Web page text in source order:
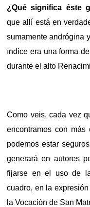
¿Qué significa éste
que allí está en
sumamente andrógina
índice era una forma
durante el alto
Como veis, cada vez
encontramos con
podemos estar
generará en autores
fijarse en el uso de
cuadro, en la
la Vocación de San